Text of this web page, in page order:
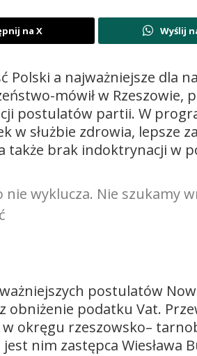
na X Wyślij
Polski a najważniejsze dla
mówił w Rzeszowie,
postulatów partii. W
w służbie zdrowia, lepsze
także brak indoktrynacji w
wyklucza. Nie szukamy
postulatów
podatku Vat.
okręgu rzeszowsko–
nim zastępca Wiesława